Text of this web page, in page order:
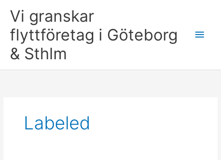
content
Vi granskar
flyttföretag i Göteborg
& Sthlm
Main
Labeled